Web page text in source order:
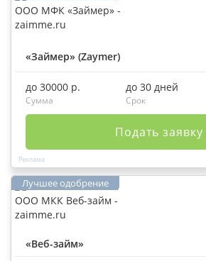
«Займер» (Zaymer)
до 30000 р.
Сумма
до 30 дней
Срок
Подать заявку
«Веб-займ»